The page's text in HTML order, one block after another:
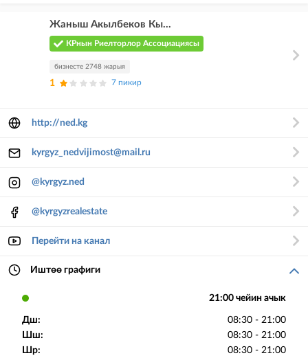
Жаныш Акылбеков Кы...
КРнын Риелторлор Ассоциациясы
бизнесте 2748 жарыя
1 7 пикир
http://ned.kg
kyrgyz_nedvijimost@mail.ru
@kyrgyz.ned
@kyrgyzrealestate
Перейти на канал
Иштөө графиги
21:00 чейин ачык
Дш:
08:30 - 21:00
Шш:
08:30 - 21:00
Шр:
08:30 - 21:00